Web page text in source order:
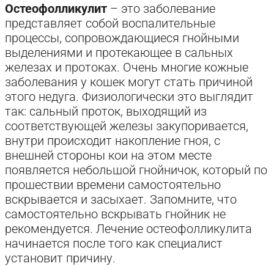
Остеофолликулит – это заболевание
представляет собой воспалительные
процессы, сопровождающиеся гнойными
выделениями и протекающее в сальных
железах и протоках. Очень многие кожные
заболевания у кошек могут стать причиной
этого недуга. Физиологически это выглядит
так: сальный проток, выходящий из
соответствующей железы закупоривается,
внутри происходит накопление гноя, с
внешней стороны кои на этом месте
появляется небольшой гнойничок, который по
прошествии времени самостоятельно
вскрывается и засыхает. Запомните, что
самостоятельно вскрывать гнойник не
рекомендуется. Лечение остеофолликулита
начинается после того как специалист
установит причину.